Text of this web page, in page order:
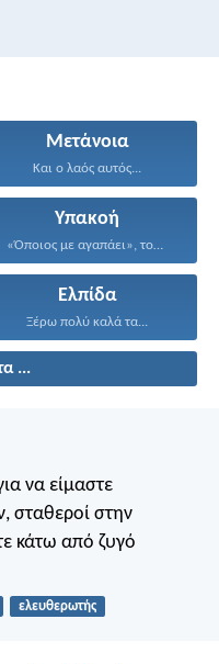
Μετάνοια
Και ο λαός αυτός...
Υπακοή
«Όποιος με αγαπάει», του...
Ελπίδα
Ξέρω πολύ καλά τα...
...
να είμαστε
σταθεροί στην
κάτω από ζυγό
ελευθερωτής